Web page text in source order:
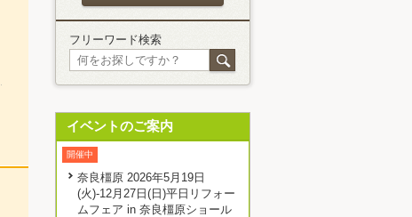
フリーワード検索
イベントのご案内
開催中
奈良橿原 2026年5月19日
(火)-12月27日(日)平日リフォー
ムフェア in 奈良橿原ショール